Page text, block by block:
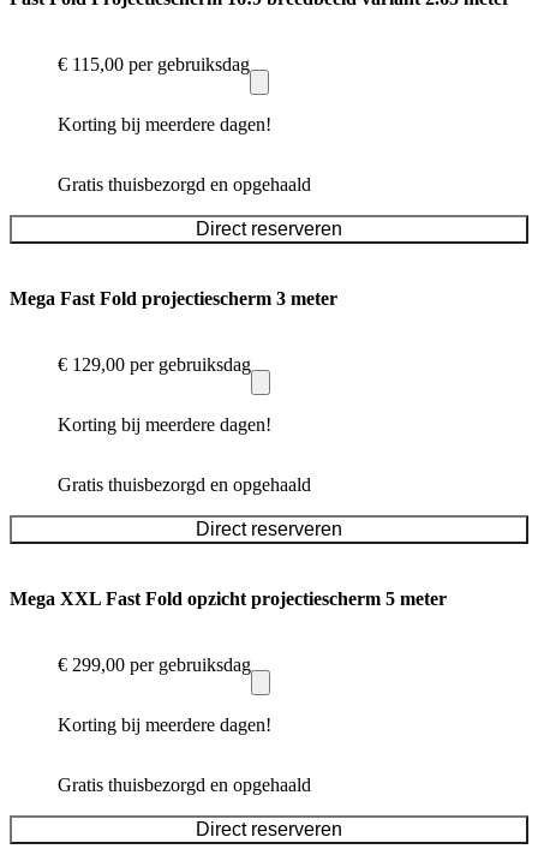
€ 115,00 per gebruiksdag
Korting bij meerdere dagen!
Gratis thuisbezorgd en opgehaald
Direct reserveren
Mega Fast Fold projectiescherm 3 meter
€ 129,00 per gebruiksdag
Korting bij meerdere dagen!
Gratis thuisbezorgd en opgehaald
Direct reserveren
Mega XXL Fast Fold opzicht projectiescherm 5 meter
€ 299,00 per gebruiksdag
Korting bij meerdere dagen!
Gratis thuisbezorgd en opgehaald
Direct reserveren